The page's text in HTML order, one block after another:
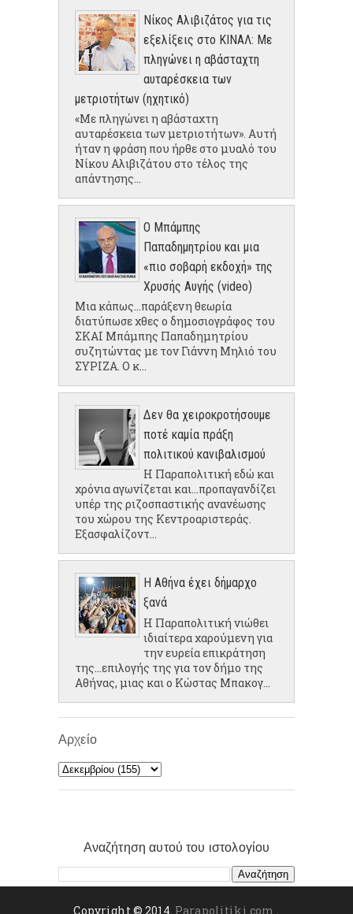
Νίκος Αλιβιζάτος για τις
εξελίξεις στο ΚΙΝΑΛ: Με
πληγώνει η αβάσταχτη
αυταρέσκεια των
μετριοτήτων (ηχητικό)
«Με πληγώνει η αβάσταχτη
αυταρέσκεια των μετριοτήτων». Αυτή
ήταν η φράση που ήρθε στο μυαλό του
Νίκου Αλιβιζάτου στο τέλος της
απάντησης...
Ο Μπάμπης
Παπαδημητρίου και μια
«πιο σοβαρή εκδοχή» της
Χρυσής Αυγής (video)
Μια κάπως...παράξενη θεωρία
διατύπωσε χθες ο δημοσιογράφος του
ΣΚΑΙ Μπάμπης Παπαδημητρίου
συζητώντας με τον Γιάννη Μηλιό του
ΣΥΡΙΖΑ. Ο κ...
Δεν θα χειροκροτήσουμε
ποτέ καμία πράξη
πολιτικού κανιβαλισμού
Η Παραπολιτική εδώ και
χρόνια αγωνίζεται και...προπαγανδίζει
υπέρ της ριζοσπαστικής ανανέωσης
του χώρου της Κεντροαριστεράς.
Εξασφαλίζοντ...
Η Αθήνα έχει δήμαρχο
ξανά
Η Παραπολιτική νιώθει
ιδιαίτερα χαρούμενη για
την ευρεία επικράτηση
της...επιλογής της για τον δήμο της
Αθήνας, μιας και ο Κώστας Μπακογ...
Αρχείο
Αναζήτηση αυτού του ιστολογίου
Copyright © 2014. Parapolitiki.com .